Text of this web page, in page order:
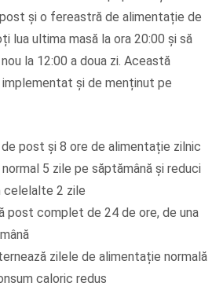
și o fereastră de alimentație de
lua ultima masă la ora 20:00 și să
la 12:00 a doua zi. Această
și de menținut pe
post și 8 ore de alimentație zilnic
normal 5 zile pe săptămână și reduci
celelalte 2 zile
post complet de 24 de ore, de una
zilele de alimentație normală
caloric redus